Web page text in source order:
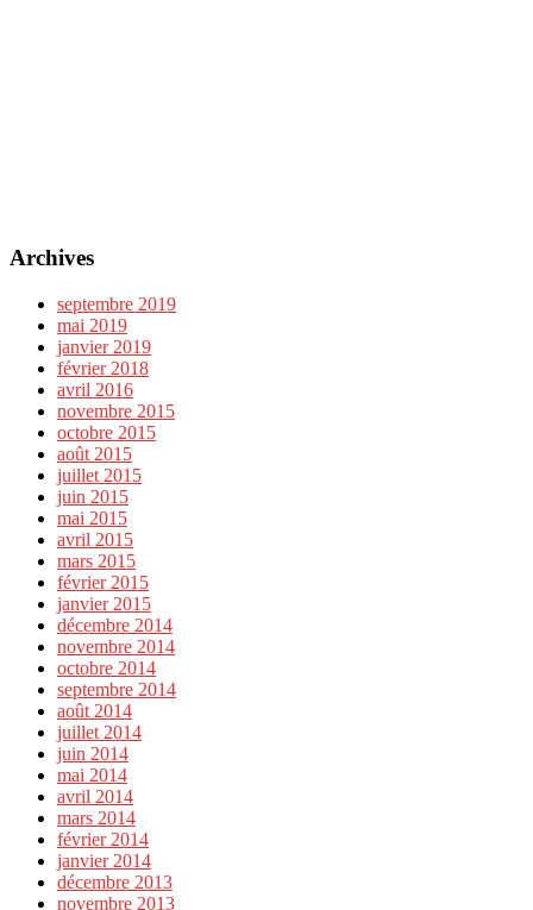
Archives
septembre 2019
mai 2019
janvier 2019
février 2018
avril 2016
novembre 2015
octobre 2015
août 2015
juillet 2015
juin 2015
mai 2015
avril 2015
mars 2015
février 2015
janvier 2015
décembre 2014
novembre 2014
octobre 2014
septembre 2014
août 2014
juillet 2014
juin 2014
mai 2014
avril 2014
mars 2014
février 2014
janvier 2014
décembre 2013
novembre 2013